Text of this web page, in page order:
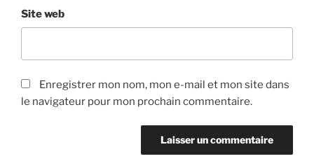
Site web
Enregistrer mon nom, mon e-mail et mon site dans
le navigateur pour mon prochain commentaire.